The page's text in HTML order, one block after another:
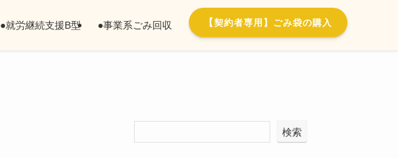
●就労継続支援B型 ●事業系ごみ回収 【契約者専用】ごみ袋の購入
検索